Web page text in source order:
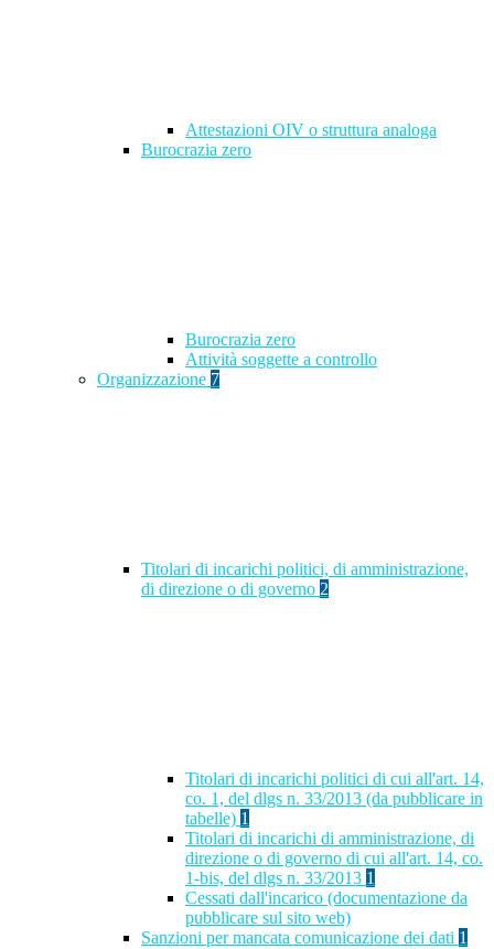
Attestazioni OIV o struttura analoga
Burocrazia zero
Burocrazia zero
Attività soggette a controllo
Organizzazione 7
Titolari di incarichi politici, di amministrazione,
di direzione o di governo 2
Titolari di incarichi politici di cui all'art. 14,
co. 1, del dlgs n. 33/2013 (da pubblicare in
tabelle) 1
Titolari di incarichi di amministrazione, di
direzione o di governo di cui all'art. 14, co.
1-bis, del dlgs n. 33/2013 1
Cessati dall'incarico (documentazione da
pubblicare sul sito web)
Sanzioni per mancata comunicazione dei dati 1